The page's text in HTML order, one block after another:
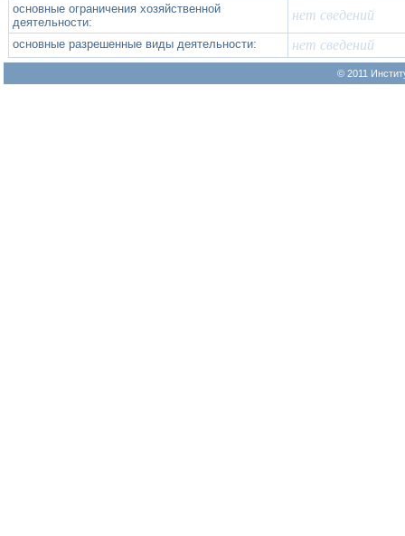
основные ограничения хозяйственной
деятельности:
нет сведений
основные разрешенные виды деятельности: нет сведений
© 2011